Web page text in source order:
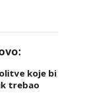
koje bi
trebao